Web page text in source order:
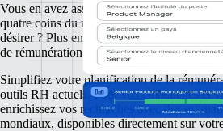
Vous en avez assez de passer au peigne fin
quatre coins du monde, tandis que les
désirer ? Plus envie de passer tout votre
de rémunération de référence ? Tout cela,
Simplifiez votre planification de la
outils RH actuels. Pour vos embauches et
enrichissez vos recherches avec des
mondiaux, disponibles directement sur